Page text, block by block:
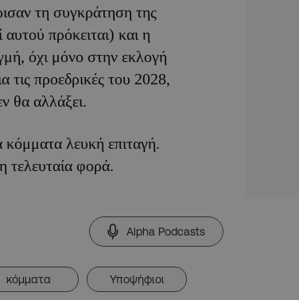
τη συγκράτηση της
αυτού πρόκειται) και η
όχι μόνο στην εκλογή
τις προεδρικές του 2028,
θα αλλάξει.
λευκή επιταγή.
τελευταία φορά.
Alpha Podcasts
κόμματα Υποψήφιοι